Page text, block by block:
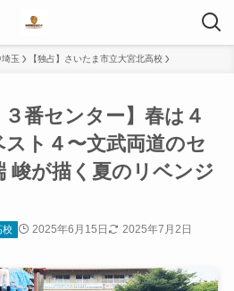
埼玉 【独占】さいたま市立大宮北高校
３番センター】春は４
ト４〜文武両道のセ
峻が描く夏のリベンジ
校 2025年6月15日 2025年7月2日